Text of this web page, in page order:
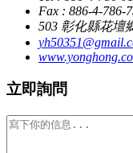
Fax : 886-4-786-
503 彰化縣花壇
立即詢問